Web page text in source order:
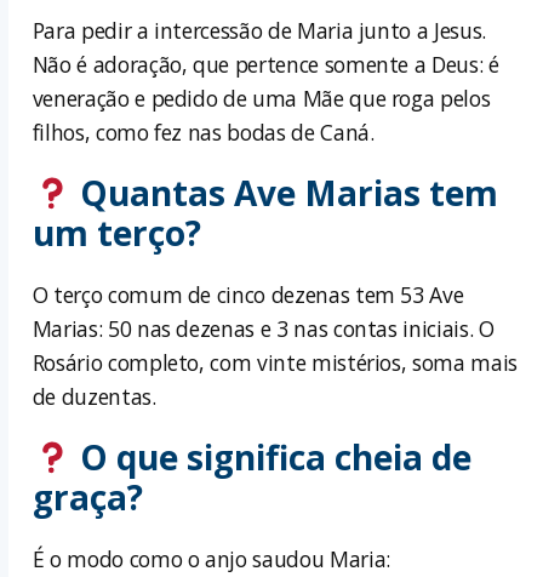
Para pedir a intercessão de Maria junto a Jesus.
Não é adoração, que pertence somente a Deus: é
veneração e pedido de uma Mãe que roga pelos
filhos, como fez nas bodas de Caná.
Quantas Ave Marias tem
um terço?
O terço comum de cinco dezenas tem 53 Ave
Marias: 50 nas dezenas e 3 nas contas iniciais. O
Rosário completo, com vinte mistérios, soma mais
de duzentas.
O que significa cheia de
graça?
É o modo como o anjo saudou Maria: